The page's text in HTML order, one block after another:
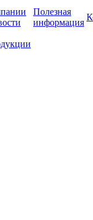
Полезная
информация